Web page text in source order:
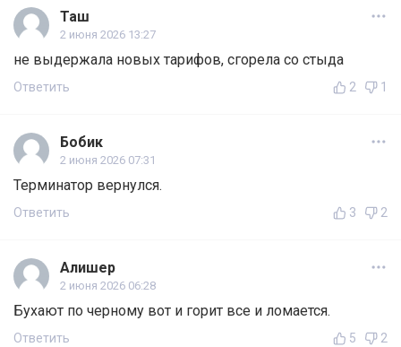
Таш
2 июня 2026 13:27
не выдержала новых тарифов, сгорела со стыда
Ответить 2 1
Бобик
2 июня 2026 07:31
Терминатор вернулся.
Ответить 3 2
Алишер
2 июня 2026 06:28
Бухают по черному вот и горит все и ломается.
Ответить 5 2